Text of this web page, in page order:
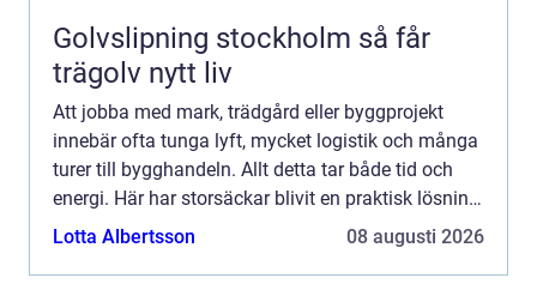
Golvslipning stockholm så får
trägolv nytt liv
Att jobba med mark, trädgård eller byggprojekt
innebär ofta tunga lyft, mycket logistik och många
turer till bygghandeln. Allt detta tar både tid och
energi. Här har storsäckar blivit en praktisk lösning
som...
Lotta Albertsson 08 augusti 2026